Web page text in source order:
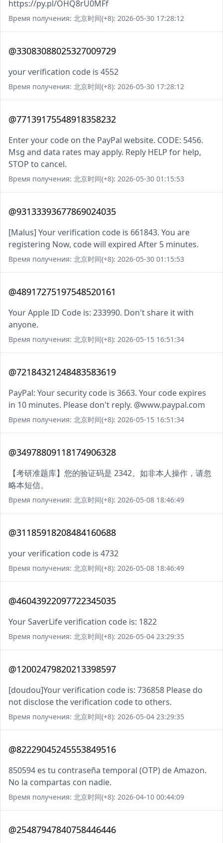
https://py.pl/OHQ8rU0MFf
Время получения: 北京时间(+8): 2026-05-30 17:28:12
@33083088025327009729
your verification code is 4552
Время получения: 北京时间(+8): 2026-05-30 17:28:12
@77139175548918358232
Enter your code on the PayPal website. CODE: 5456.
Msg and data rates may apply. Reply HELP for help,
STOP to cancel.
Время получения: 北京时间(+8): 2026-05-30 01:15:53
@93133393677869024035
[Malus] Your verification code is 661843. You are
registering Now, code will expired After 5 minutes.
Время получения: 北京时间(+8): 2026-05-30 01:15:53
@48917275197548520161
Your Apple ID Code is: 233990. Don't share it with
anyone.
Время получения: 北京时间(+8): 2026-05-15 16:51:34
@72184321248483583619
PayPal: Your security code is 3663. Your code expires
in 10 minutes. Please don't reply. @www.paypal.com
Время получения: 北京时间(+8): 2026-05-15 16:51:34
@34978809118174906328
【考研准题库】您的验证码是 2342。如非本人操作，请忽
略本短信。
Время получения: 北京时间(+8): 2026-05-08 18:46:49
@31185918208484160688
your verification code is 4732
Время получения: 北京时间(+8): 2026-05-08 18:46:49
@46043922097722345035
Your SaverLife verification code is: 1822
Время получения: 北京时间(+8): 2026-05-04 23:29:35
@12002479820213398597
[doudou]Your verification code is: 736858 Please do
not disclose the verification code to others.
Время получения: 北京时间(+8): 2026-05-04 23:29:35
@82229045245553849516
850594 es tu contraseña temporal (OTP) de Amazon.
No la compartas con nadie.
Время получения: 北京时间(+8): 2026-04-10 00:44:09
@25487947840758446446